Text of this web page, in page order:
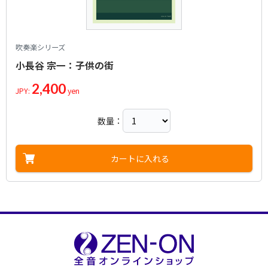
吹奏楽シリーズ
小長谷 宗一：子供の街
JPY: 2,400yen
数量：
カートに入れる